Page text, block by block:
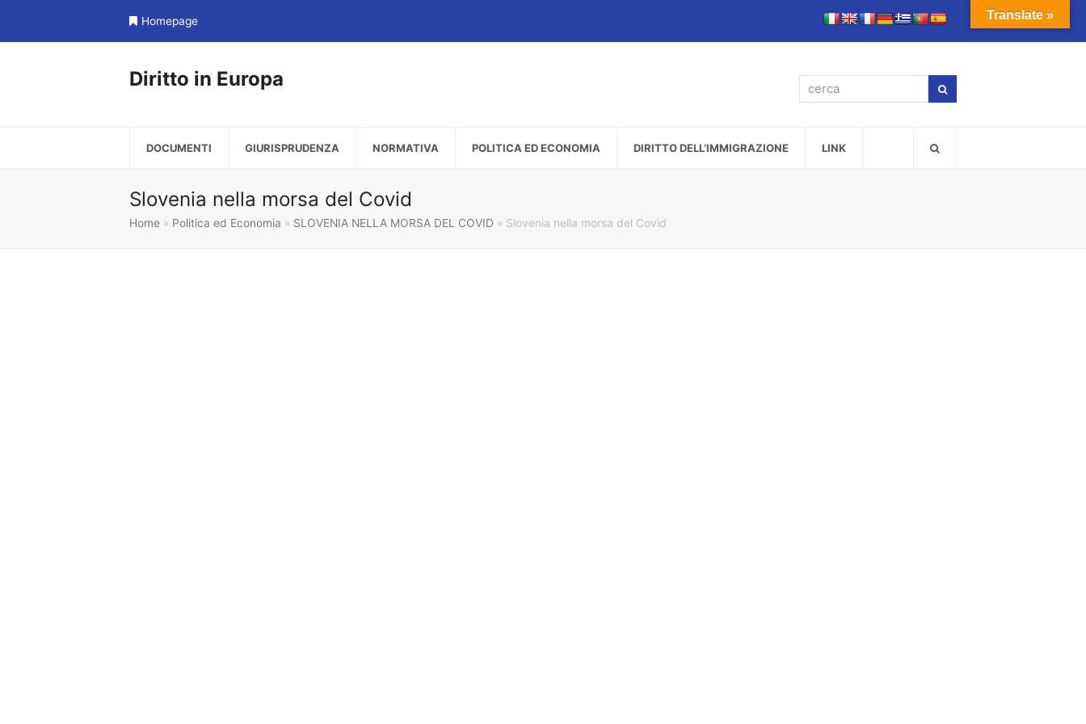
Homepage
Diritto in Europa cerca
DOCUMENTI GIURISPRUDENZA NORMATIVA POLITICA ED ECONOMIA DIRITTO DELL’IMMIGRAZIONE LINK
Slovenia nella morsa del Covid
Home » Politica ed Economia » SLOVENIA NELLA MORSA DEL COVID » Slovenia nella morsa del Covid
Translate »